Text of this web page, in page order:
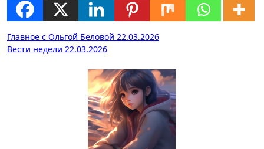
Навигация
по
Главное с Ольгой Беловой 22.03.2026
Вести недели 22.03.2026